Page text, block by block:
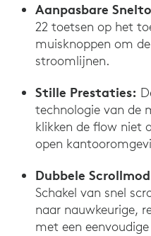
Aanpasbare
22 toetsen op het
muisknoppen om
stroomlijnen.
Stille Prestaties:
technologie van de
klikken de flow niet
open
Dubbele
Schakel van snel
naar nauwkeurige,
met een